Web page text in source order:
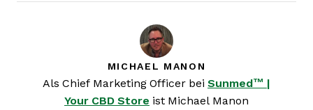
MICHAEL MANON
Als Chief Marketing Officer bei Sunmed™ |
Your CBD Store ist Michael Manon